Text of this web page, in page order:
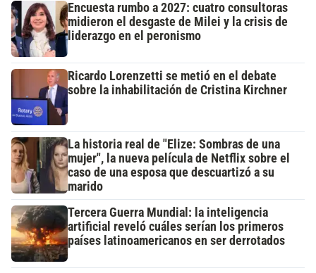
Encuesta rumbo a 2027: cuatro consultoras
midieron el desgaste de Milei y la crisis de
liderazgo en el peronismo
Ricardo Lorenzetti se metió en el debate
sobre la inhabilitación de Cristina Kirchner
La historia real de "Elize: Sombras de una
mujer", la nueva película de Netflix sobre el
caso de una esposa que descuartizó a su
marido
Tercera Guerra Mundial: la inteligencia
artificial reveló cuáles serían los primeros
países latinoamericanos en ser derrotados